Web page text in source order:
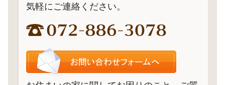
気軽にご連絡ください。